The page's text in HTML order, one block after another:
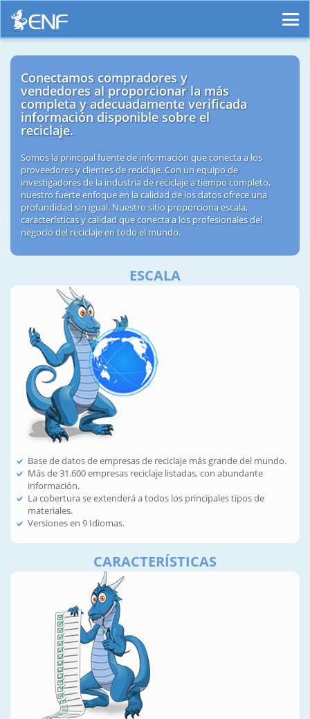
Conectamos compradores y
vendedores al proporcionar la más
completa y adecuadamente verificada
información disponible sobre el
reciclaje.
Somos la principal fuente de información que conecta a los
proveedores y clientes de reciclaje. Con un equipo de
investigadores de la industria de reciclaje a tiempo completo,
nuestro fuerte enfoque en la calidad de los datos ofrece una
profundidad sin igual. Nuestro sitio proporciona escala,
características y calidad que conecta a los profesionales del
negocio del reciclaje en todo el mundo.
ESCALA
Base de datos de empresas de reciclaje más grande del mundo.
Más de 31.600 empresas reciclaje listadas, con abundante
información.
La cobertura se extenderá a todos los principales tipos de
materiales.
Versiones en 9 Idiomas.
CARACTERÍSTICAS